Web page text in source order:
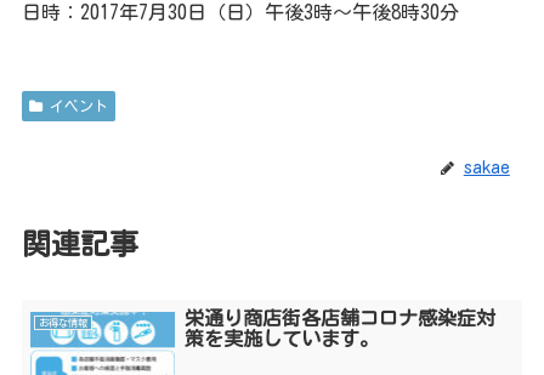
日時：2017年7月30日（日）午後3時～午後8時30分
イベント
sakae
関連記事
お得な情報
栄通り商店街各店舗コロナ感染症対
策を実施しています。